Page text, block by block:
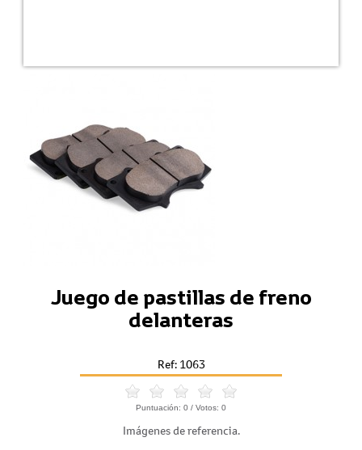
Juego de pastillas de freno
delanteras
Ref: 1063
Puntuación: 0 / Votos: 0
Imágenes de referencia.